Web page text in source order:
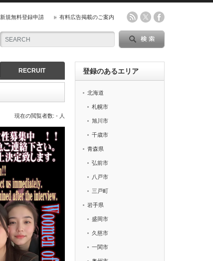
新規無料登録申請 有料広告掲載のご案内
RECRUIT
現在の閲覧者数: - 人
登録のあるエリア
北海道
札幌市
旭川市
千歳市
青森県
弘前市
八戸市
三戸町
岩手県
盛岡市
久慈市
一関市